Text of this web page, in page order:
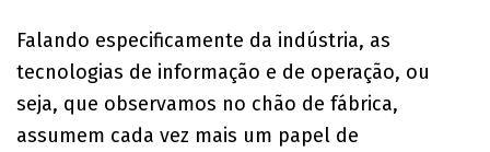
Falando especificamente da indústria, as
tecnologias de informação e de operação, ou
seja, que observamos no chão de fábrica,
assumem cada vez mais um papel de